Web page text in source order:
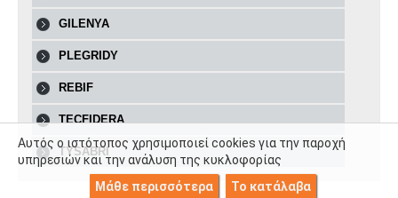
GILENYA
PLEGRIDY
REBIF
TECFIDERA
TYSABRI
Αυτός ο ιστότοπος χρησιμοποιεί cookies για την παροχή
υπηρεσιών και την ανάλυση της κυκλοφορίας
Μάθε περισσότερα
Το κατάλαβα